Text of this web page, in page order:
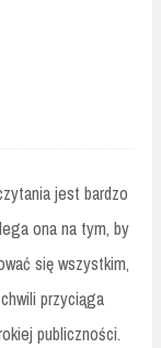
jest bardzo
ona na tym, by
się wszystkim,
przyciąga
publiczności.